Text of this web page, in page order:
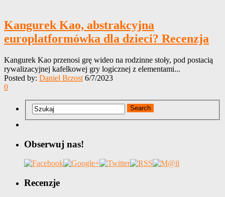
Kangurek Kao, abstrakcyjna
europlatformówka dla dzieci? Recenzja
Kangurek Kao przenosi grę wideo na rodzinne stoły, pod postacią
rywalizacyjnej kafelkowej gry logicznej z elementami...
Posted by: Daniel Brzost 6/7/2023
0
Obserwuj nas!
Recenzje